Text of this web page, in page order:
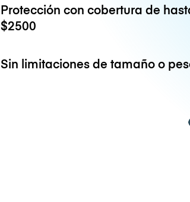
Protección con cobertura de
$2500
Sin limitaciones de tamaño o